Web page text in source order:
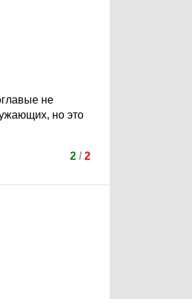
не
но это
2/ 2